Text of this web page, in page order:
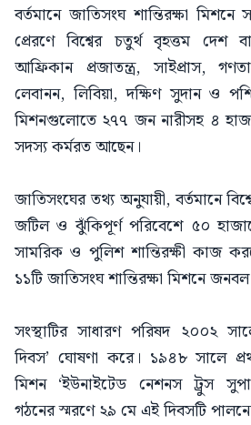
বর্তমানে জাতিসংঘ শান্তিরক্ষা
প্রেরণে বিশ্বের চতুর্থ বৃহত্তম দেশ
আফ্রিকান প্রজাতন্ত্র, সাইপ্রাস,
লেবানন, লিবিয়া, দক্ষিণ সুদান ও
মিশনগুলোতে ২৭৭ জন নারীসহ ৪
সদস্য কর্মরত আছেন।
জাতিসংঘের তথ্য অনুযায়ী, বর্তমানে
জটিল ও ঝুঁকিপূর্ণ পরিবেশে ৫০
সামরিক ও পুলিশ শান্তিরক্ষী কাজ
১১টি জাতিসংঘ শান্তিরক্ষা মিশনে
সংস্থাটির সাধারণ পরিষদ ২০০২
দিবস’ ঘোষণা করে। ১৯৪৮ সালে
মিশন ‘ইউনাইটেড নেশনস ট্রুস
গঠনের স্মরণে ২৯ মে এই দিবসটি